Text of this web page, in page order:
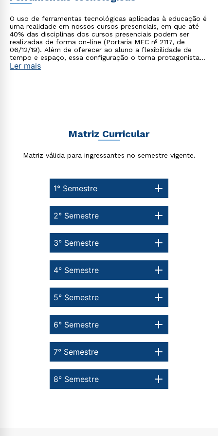
O uso de ferramentas tecnológicas aplicadas à educação é
uma realidade em nossos cursos presenciais, em que até
40% das disciplinas dos cursos presenciais podem ser
realizadas de forma on-line (Portaria MEC nº 2117, de
06/12/19). Além de oferecer ao aluno a flexibilidade de
tempo e espaço, essa configuração o torna protagonista
no processo de construção do seu conhecimento.
Ler mais
Matriz Curricular
Matriz válida para ingressantes no semestre vigente.
1° Semestre
8° Semestre
7° Semestre
6° Semestre
5° Semestre
4° Semestre
3° Semestre
2° Semestre
ou
Estou de acordo com aPolítica de Privacidade.
autorizo que meus dados sejam utilizados para o
envio de conteúdos da Cruzeiro do Sul.